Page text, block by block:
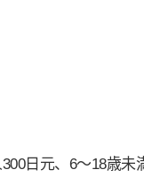
日元、6～18歳未